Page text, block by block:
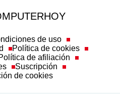
Política de cookies
de afiliación
Suscripción
de cookies